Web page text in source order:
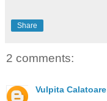
Share
2 comments:
Vulpita Calatoare